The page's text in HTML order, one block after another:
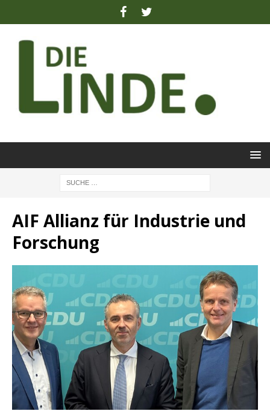
AIF Allianz für Industrie und
Forschung